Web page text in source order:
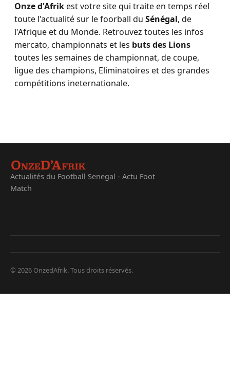
Onze d'Afrikest votre site qui traite en temps réel
toute l'actualité sur le foorball du Sénégal, de
l'Afrique et du Monde. Retrouvez toutes les infos
mercato, championnats et les buts des Lions
toutes les semaines de championnat, de coupe,
ligue des champions, Eliminatoires et des grandes
compétitions ineternationale.
Actualités du Football Senegal - Actu Foot
Match
© 2026 OnzedAfrik. Tous droits réservés.